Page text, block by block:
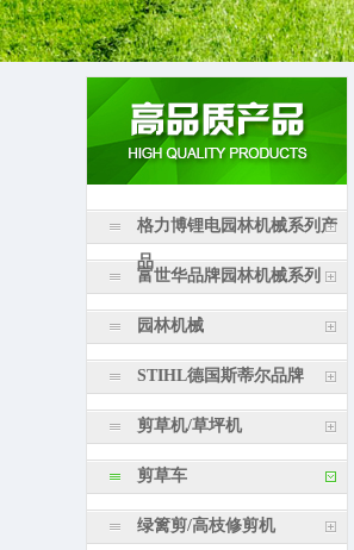
格力博锂电园林机械系列产
品
富世华品牌园林机械系列
园林机械
STIHL德国斯蒂尔品牌
剪草机/草坪机
剪草车
绿篱剪/高枝修剪机